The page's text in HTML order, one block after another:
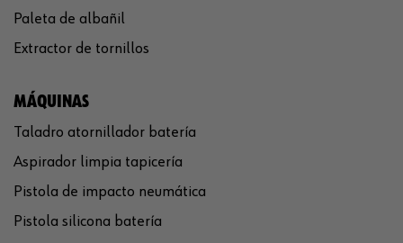
Paleta de albañil
Extractor de tornillos
MÁQUINAS
Taladro atornillador batería
Aspirador limpia tapicería
Pistola de impacto neumática
Pistola silicona batería